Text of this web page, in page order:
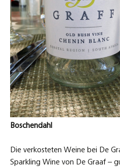
Boschendahl
Die verkosteten Weine bei De
Sparkling Wine von De Graaf –